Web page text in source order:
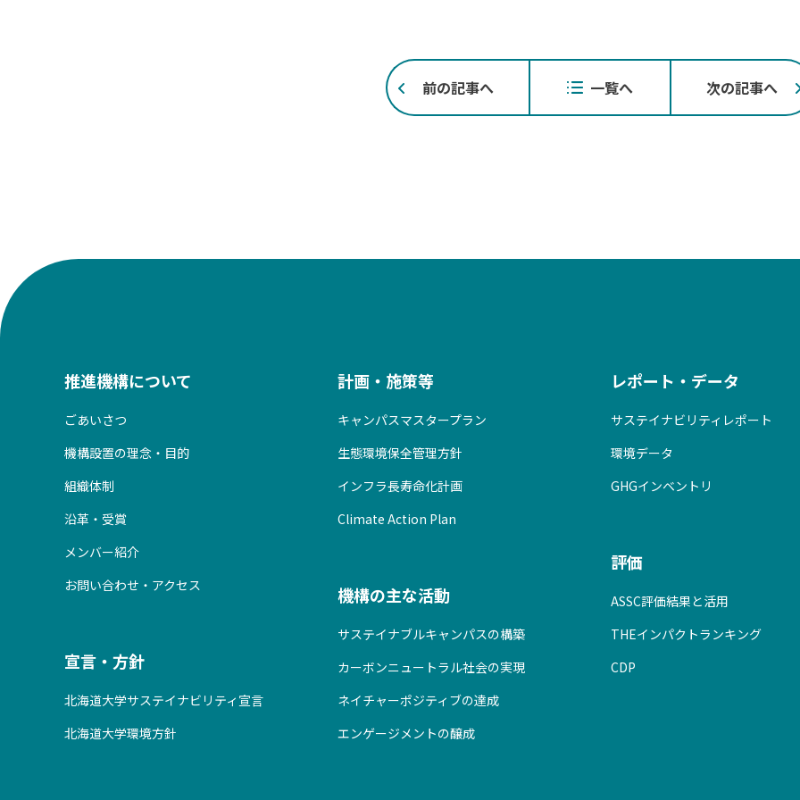
稿
ナ
前の記事へ 一覧へ 次の記事へ
推進機構について
ごあいさつ
機構設置の理念・目的
組織体制
沿革・受賞
メンバー紹介
お問い合わせ・アクセス
宣言・方針
北海道大学サステイナビリティ宣言
北海道大学環境方針
計画・施策等
キャンパスマスタープラン
生態環境保全管理方針
インフラ長寿命化計画
Climate Action Plan
機構の主な活動
サステイナブルキャンパスの構築
カーボンニュートラル社会の実現
ネイチャーポジティブの達成
エンゲージメントの醸成
レポート・データ
サステイナビリティレポート
環境データ
GHGインベントリ
評価
ASSC評価結果と活用
THEインパクトランキング
CDP